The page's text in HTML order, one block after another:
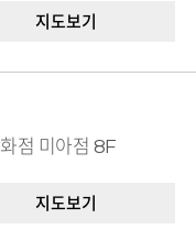
지도보기
점 미아점 8F
지도보기